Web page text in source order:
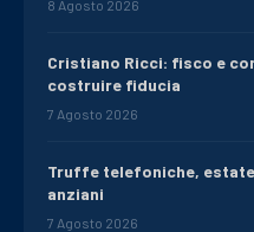
8 Agosto 2026
Cristiano Ricci: fisco e
costruire fiducia
7 Agosto 2026
Truffe telefoniche,
anziani
7 Agosto 2026